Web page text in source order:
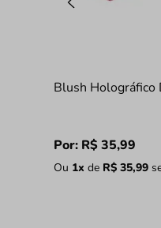
Blush Holográfico
Por: R$ 35,99
Ou 1x de R$ 35,99